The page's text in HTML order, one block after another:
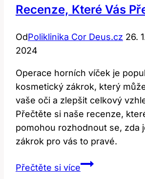
Recenze, Které Vás
OdPoliklinika Cor Deus.cz 26.
2024
Operace horních víček je
kosmetický zákrok, který
vaše oči a zlepšit celkový
Přečtěte si naše recenze,
pomohou rozhodnout se, zda
zákrok pro vás to pravé.
Přečtěte si víceOperace